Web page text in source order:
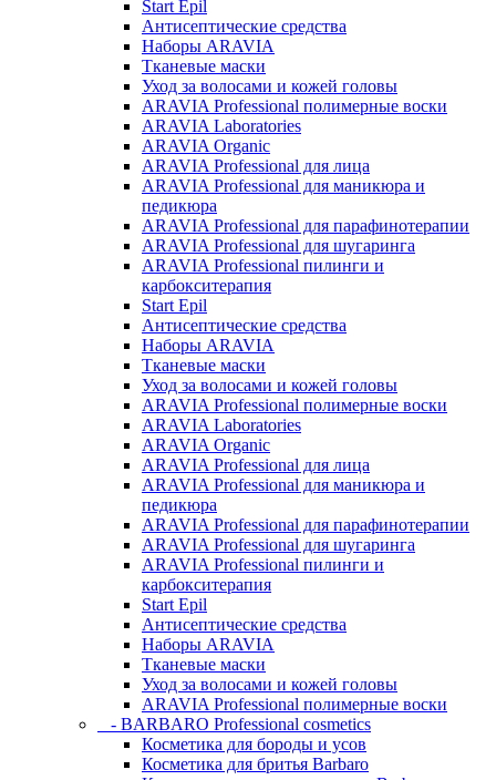
Start Epil
Антисептические средства
Наборы ARAVIA
Тканевые маски
Уход за волосами и кожей головы
ARAVIA Professional полимерные воски
ARAVIA Laboratories
ARAVIA Organic
ARAVIA Professional для лица
ARAVIA Professional для маникюра и
педикюра
ARAVIA Professional для парафинотерапии
ARAVIA Professional для шугаринга
ARAVIA Professional пилинги и
карбокситерапия
Start Epil
Антисептические средства
Наборы ARAVIA
Тканевые маски
Уход за волосами и кожей головы
ARAVIA Professional полимерные воски
ARAVIA Laboratories
ARAVIA Organic
ARAVIA Professional для лица
ARAVIA Professional для маникюра и
педикюра
ARAVIA Professional для парафинотерапии
ARAVIA Professional для шугаринга
ARAVIA Professional пилинги и
карбокситерапия
Start Epil
Антисептические средства
Наборы ARAVIA
Тканевые маски
Уход за волосами и кожей головы
ARAVIA Professional полимерные воски
- BARBARO Professional cosmetics
Косметика для бороды и усов
Косметика для бритья Barbaro